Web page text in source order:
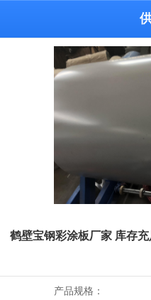
鹤壁宝钢彩涂板厂家 库存充
产品规格：